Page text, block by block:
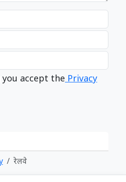
accept the Privacy
रेलवे